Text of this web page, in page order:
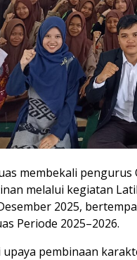
membekali
melalui kegiatan
2025,
Periode 2025–2026.
pembinaan